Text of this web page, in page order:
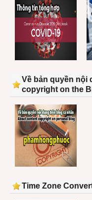
Về bản quyền nội
copyright on the
Time Zone